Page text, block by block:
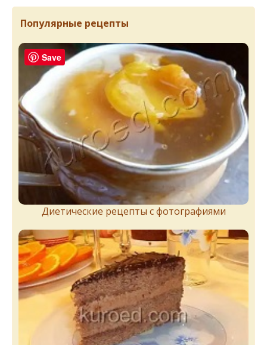
Популярные рецепты
Диетические рецепты с фотографиями
Save